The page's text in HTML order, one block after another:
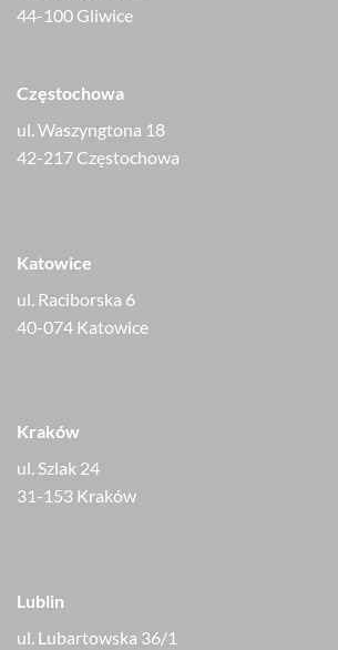
44-100 Gliwice
Częstochowa
ul. Waszyngtona 18
42-217 Częstochowa
Katowice
ul. Raciborska 6
40-074 Katowice
Kraków
ul. Szlak 24
31-153 Kraków
Lublin
ul. Lubartowska 36/1